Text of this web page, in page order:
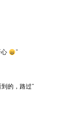
”
的，路过”